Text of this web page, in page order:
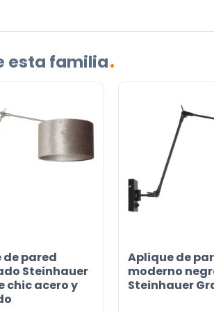
ainfo@lamparas-en-linea.es
esta familia
pared
Steinhauer
chic acero y
Aplique de
moderno
Steinhauer